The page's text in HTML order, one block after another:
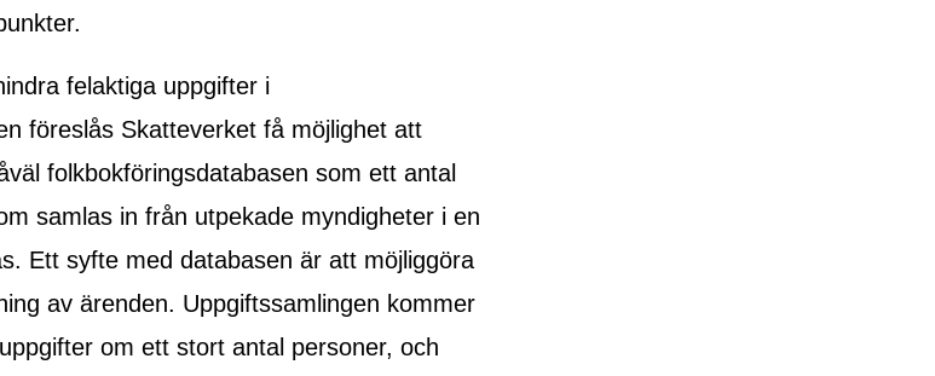
felaktiga uppgifter i
föreslås Skatteverket få möjlighet att
folkbokföringsdatabasen som ett antal
samlas in från utpekade myndigheter i en
Ett syfte med databasen är att möjliggöra
av ärenden. Uppgiftssamlingen kommer
om ett stort antal personer, och